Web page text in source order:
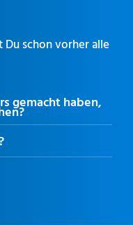
schon vorher alle
gemacht haben,